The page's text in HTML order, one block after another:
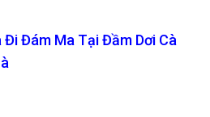
Đám Ma Tại Đầm Dơi Cà